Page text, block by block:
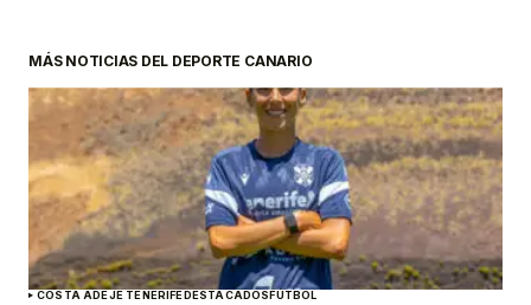
MÁS NOTICIAS DEL DEPORTE CANARIO
COSTA ADEJE TENERIFEDESTACADOSFÚTBOL